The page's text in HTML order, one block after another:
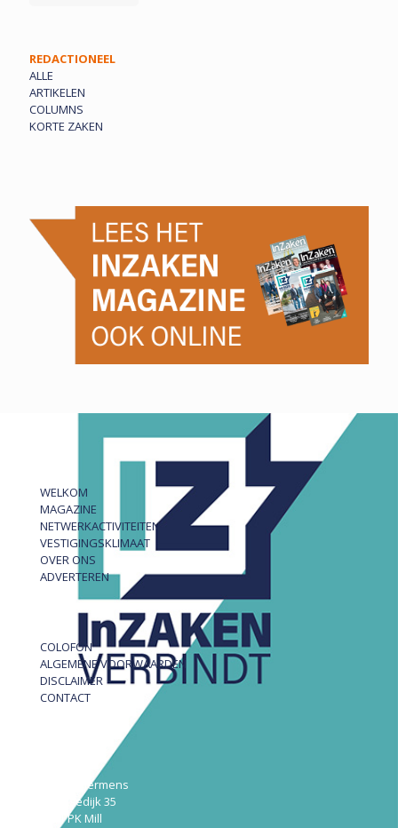
REDACTIONEEL
ALLE
ARTIKELEN
COLUMNS
KORTE ZAKEN
WELKOM
MAGAZINE
NETWERKACTIVITEITEN
VESTIGINGSKLIMAAT
OVER ONS
ADVERTEREN
COLOFON
ALGEMENE VOORWAARDEN
DISCLAIMER
CONTACT
Robert Hermens
Udensedijk 35
5451 PK Mill